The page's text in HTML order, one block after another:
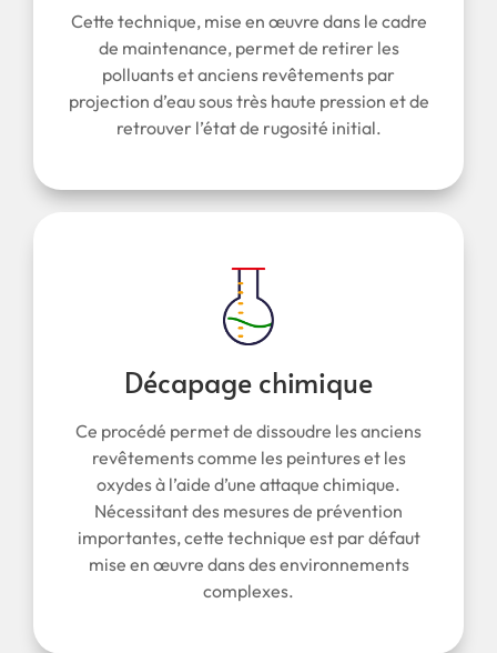
Cette technique, mise en œuvre dans le cadre
de maintenance, permet de retirer les
polluants et anciens revêtements par
projection d’eau sous très haute pression et de
retrouver l’état de rugosité initial.
Décapage chimique
Ce procédé permet de dissoudre les anciens
revêtements comme les peintures et les
oxydes à l’aide d’une attaque chimique.
Nécessitant des mesures de prévention
importantes, cette technique est par défaut
mise en œuvre dans des environnements
complexes.